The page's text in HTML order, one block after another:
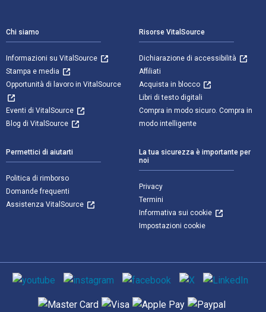
Chi siamo
Informazioni su VitalSource
Stampa e media
Opportunità di lavoro in VitalSource
Eventi di VitalSource
Blog di VitalSource
Risorse VitalSource
Dichiarazione di accessibilità
Affiliati
Acquista in blocco
Libri di testo digitali
Compra in modo sicuro. Compra in
modo intelligente
Permettici di aiutarti
Politica di rimborso
Domande frequenti
Assistenza VitalSource
La tua sicurezza è importante per
noi
Privacy
Termini
Informativa sui cookie
Impostazioni cookie
Mezzi sociali
Metodi di pagamento supportati